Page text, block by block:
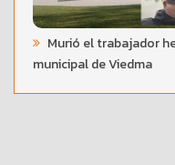
Murió el trabajador
municipal de Viedma